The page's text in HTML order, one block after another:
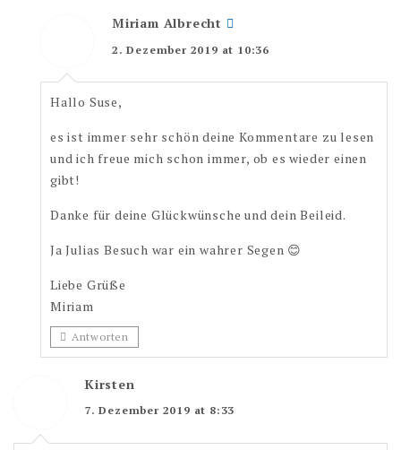
Miriam Albrecht
2. Dezember 2019 at 10:36
Hallo Suse,
es ist immer sehr schön deine Kommentare zu lesen
und ich freue mich schon immer, ob es wieder einen
gibt!
Danke für deine Glückwünsche und dein Beileid.
Ja Julias Besuch war ein wahrer Segen 😊
Liebe Grüße
Miriam
Antworten
Kirsten
7. Dezember 2019 at 8:33